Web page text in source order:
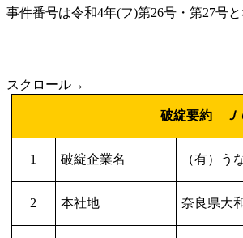
事件番号は令和4年(フ)第26号・第27号と
スクロール→
破綻要約 Ｊ
1 破綻企業名 （有）う
2 本社地 奈良県大